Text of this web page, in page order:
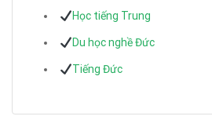
Học tiếng Trung
Du học nghề Đức
Tiếng Đức